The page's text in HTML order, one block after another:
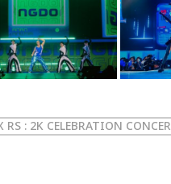
RS : 2K CELEBRATION CONCER